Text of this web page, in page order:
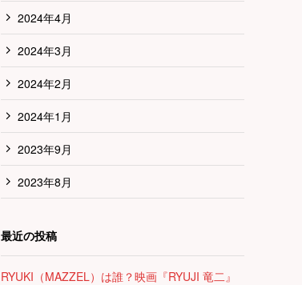
2024年4月
2024年3月
2024年2月
2024年1月
2023年9月
2023年8月
最近の投稿
RYUKI（MAZZEL）は誰？映画『RYUJI 竜二』